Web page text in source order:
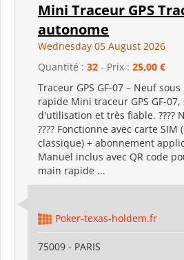
Mini Traceur GPS
autonome
Wednesday 05 August 2026
Quantité : 32 - Prix : 25,00 €
Traceur GPS GF-07 – Neuf
rapide Mini traceur GPS GF-
d'utilisation et très fiable. ????
???? Fonctionne avec carte
classique) + abonnement
Manuel inclus avec QR code
main rapide ...
Poker-texas-holdem.fr
75009 - PARIS